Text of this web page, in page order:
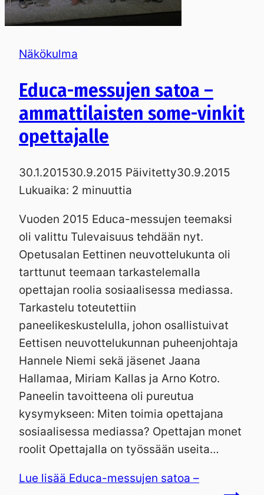
Näkökulma
Educa-messujen satoa –
ammattilaisten some-vinkit
opettajalle
30.1.201530.9.2015 Päivitetty30.9.2015
Lukuaika: 2 minuuttia
Vuoden 2015 Educa-messujen teemaksi
oli valittu Tulevaisuus tehdään nyt.
Opetusalan Eettinen neuvottelukunta oli
tarttunut teemaan tarkastelemalla
opettajan roolia sosiaalisessa mediassa.
Tarkastelu toteutettiin
paneelikeskustelulla, johon osallistuivat
Eettisen neuvottelukunnan puheenjohtaja
Hannele Niemi sekä jäsenet Jaana
Hallamaa, Miriam Kallas ja Arno Kotro.
Paneelin tavoitteena oli pureutua
kysymykseen: Miten toimia opettajana
sosiaalisessa mediassa? Opettajan monet
roolit Opettajalla on työssään useita…
Lue lisää Educa-messujen satoa –